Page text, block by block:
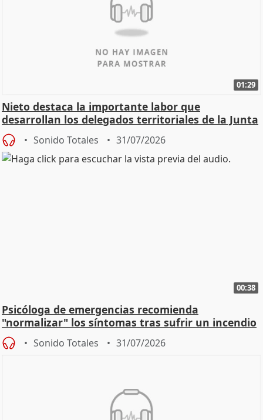
01:29
Nieto destaca la importante labor que
desarrollan los delegados territoriales de la Junta
Sonido Totales 31/07/2026
00:38
Psicóloga de emergencias recomienda
"normalizar" los síntomas tras sufrir un incendio
Sonido Totales 31/07/2026